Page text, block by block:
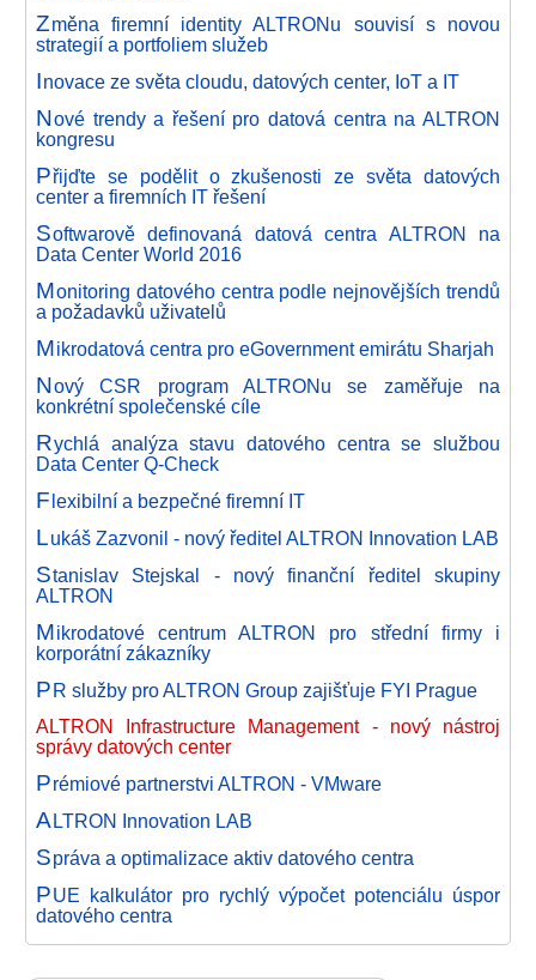
Změna firemní identity ALTRONu souvisí s novou
strategií a portfoliem služeb
Inovace ze světa cloudu, datových center, IoT a IT
Nové trendy a řešení pro datová centra na ALTRON
kongresu
Přijďte se podělit o zkušenosti ze světa datových
center a firemních IT řešení
Softwarově definovaná datová centra ALTRON na
Data Center World 2016
Monitoring datového centra podle nejnovějších trendů
a požadavků uživatelů
Mikrodatová centra pro eGovernment emirátu Sharjah
Nový CSR program ALTRONu se zaměřuje na
konkrétní společenské cíle
Rychlá analýza stavu datového centra se službou
Data Center Q-Check
F lexibilní a bezpečné firemní IT
Lukáš Zazvonil - nový ředitel ALTRON Innovation LAB
Stanislav Stejskal - nový finanční ředitel skupiny
ALTRON
Mikrodatové centrum ALTRON pro střední firmy i
korporátní zákazníky
P R služby pro ALTRON Group zajišťuje FYI Prague
ALTRON Infrastructure Management - nový nástroj
správy datových center
Prémiové partnerstvi ALTRON - VMware
A LTRON Innovation LAB
Správa a optimalizace aktiv datového centra
PUE kalkulátor pro rychlý výpočet potenciálu úspor
datového centra